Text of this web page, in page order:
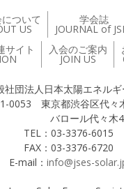
ついて
US
学会誌
JOURNAL of
サイト
入会のご案内
JOIN US
社団法人日本太陽エネル
0053 東京都渋谷区代々
ロール代々木
TEL：03-3376-6015
FAX：03-3376-6720
E-mail： info@jses-